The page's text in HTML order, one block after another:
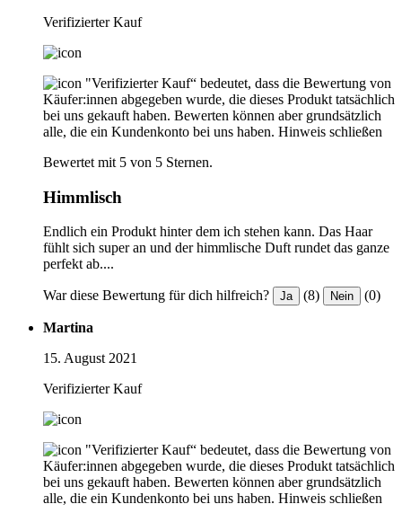
Verifizierter Kauf
"Verifizierter Kauf“ bedeutet, dass die Bewertung von
Käufer:innen abgegeben wurde, die dieses Produkt tatsächlich
bei uns gekauft haben. Bewerten können aber grundsätzlich
alle, die ein Kundenkonto bei uns haben. Hinweis schließen
Bewertet mit 5 von 5 Sternen.
Himmlisch
Endlich ein Produkt hinter dem ich stehen kann. Das Haar
fühlt sich super an und der himmlische Duft rundet das ganze
perfekt ab....
War diese Bewertung für dich hilfreich? Ja (8) Nein (0)
Martina
15. August 2021
Verifizierter Kauf
"Verifizierter Kauf“ bedeutet, dass die Bewertung von
Käufer:innen abgegeben wurde, die dieses Produkt tatsächlich
bei uns gekauft haben. Bewerten können aber grundsätzlich
alle, die ein Kundenkonto bei uns haben. Hinweis schließen